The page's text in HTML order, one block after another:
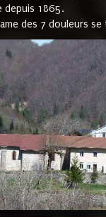
depuis 1865.
des 7 douleurs se